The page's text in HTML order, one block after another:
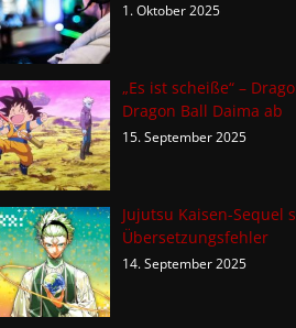
1. Oktober 2025
„Es ist scheiße“ –
Dragon Ball Daima ab
15. September 2025
Jujutsu Kaisen-
Übersetzungsfehler
14. September 2025